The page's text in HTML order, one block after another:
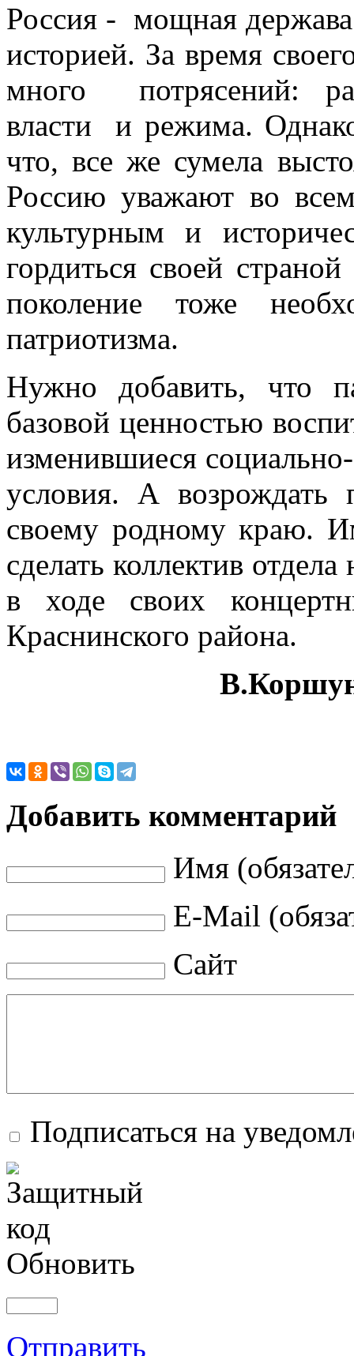
Россия - мощная
историей. За время
много потрясений:
власти и режима.
что, все же сумела
Россию уважают во
культурным и
гордиться своей
поколение тоже
патриотизма.
Нужно добавить, что
базовой ценностью
изменившиеся
условия. А
своему родному краю.
сделать коллектив
в ходе своих
Краснинского района.
Добавить комментарий
Имя
E-Mail
Сайт
Подписаться на
Обновить
Отправить